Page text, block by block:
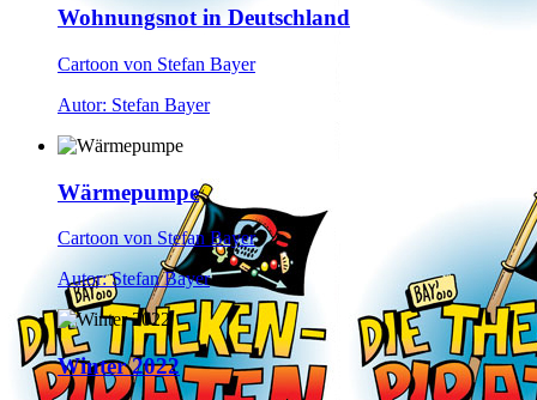
Wohnungsnot in Deutschland
Cartoon von Stefan Bayer
Autor: Stefan Bayer
Wärmepumpe
Cartoon von Stefan Bayer
Autor: Stefan Bayer
Winter 2022